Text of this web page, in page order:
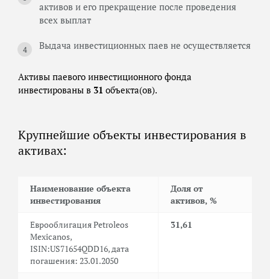
активов и его прекращение после проведения
всех выплат
Выдача инвестиционных паев не осуществляется
Активы паевого инвестиционного фонда
инвестированы в 31 объекта(ов).
Крупнейшие объекты инвестирования в
активах:
Наименование объекта
инвестирования
Доля от
активов, %
Еврооблигация Petroleos
Mexicanos,
ISIN:US71654QDD16, дата
погашения: 23.01.2050
31,61